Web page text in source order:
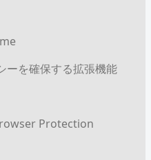
ーを確保する拡張機能
Protection